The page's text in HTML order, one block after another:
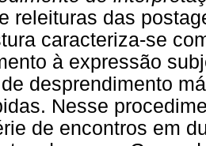
releituras das
caracteriza-se
à expressão
desprendimento
Nesse
de encontros em